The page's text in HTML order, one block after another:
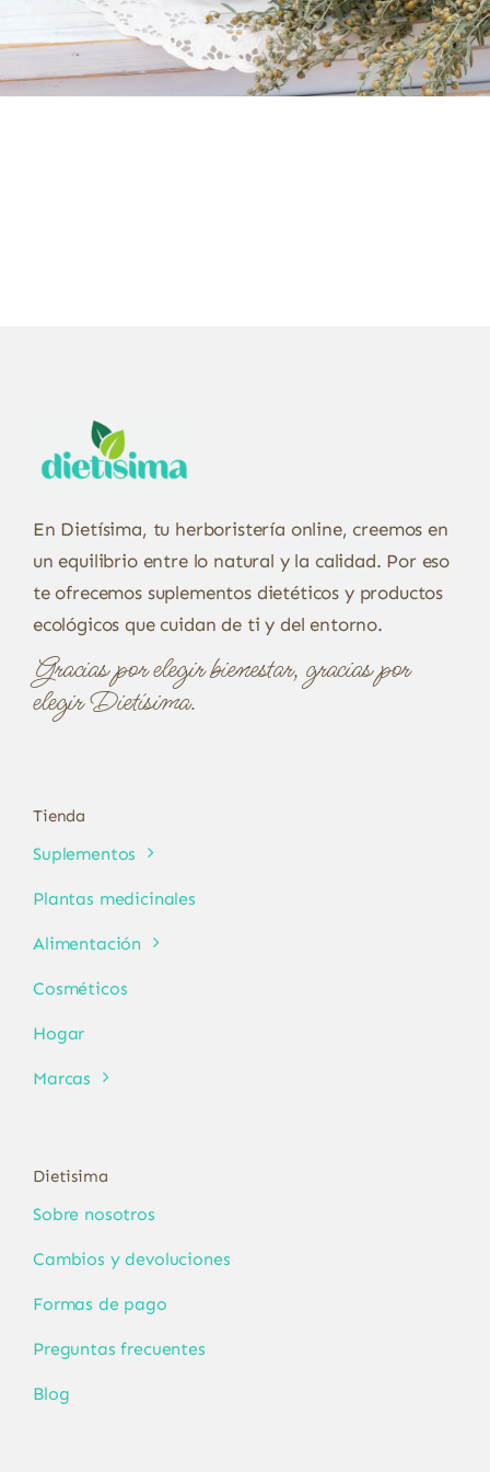
En Dietísima, tu herboristería online, creemos en
un equilibrio entre lo natural y la calidad. Por eso
te ofrecemos suplementos dietéticos y productos
ecológicos que cuidan de ti y del entorno.
Gracias por elegir bienestar, gracias por
elegir Dietísima.
Tienda
Suplementos
Plantas medicinales
Alimentación
Cosméticos
Hogar
Marcas
Dietisima
Sobre nosotros
Cambios y devoluciones
Formas de pago
Preguntas frecuentes
Blog